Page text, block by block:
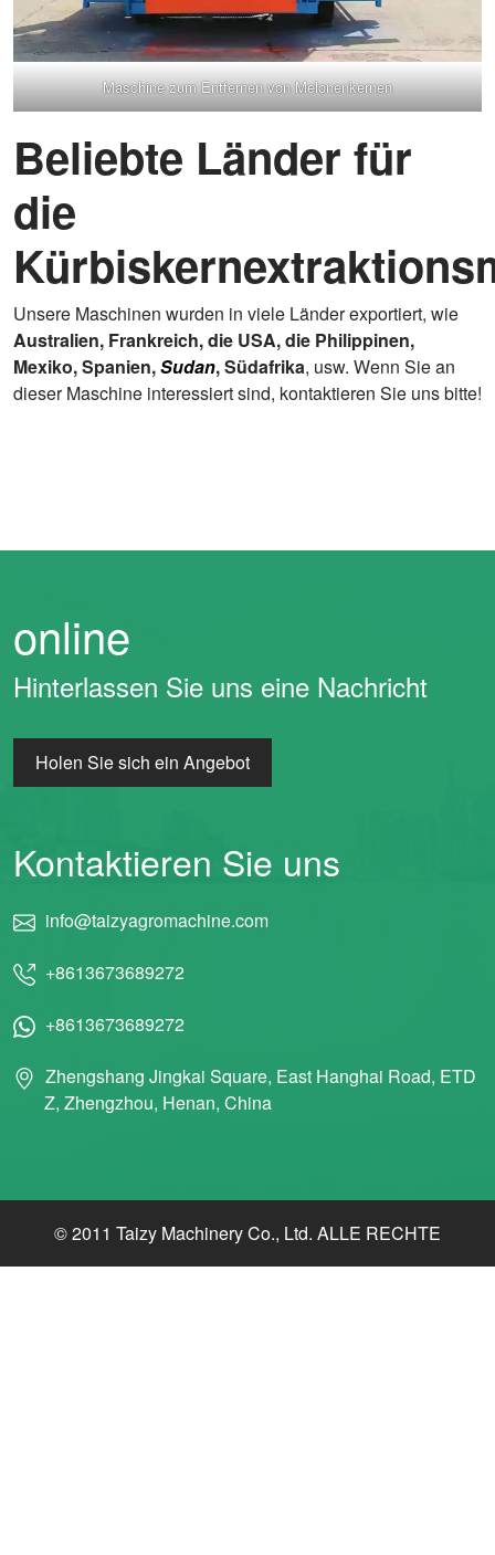
Maschine zum Entfernen von Melonenkernen
Beliebte Länder für
die
Unsere Maschinen wurden in viele Länder exportiert, wie
Australien, Frankreich, die USA, die Philippinen,
Mexiko, Spanien,Sudan, Südafrika, usw. Wenn Sie an
dieser Maschine interessiert sind, kontaktieren Sie uns bitte!
online
Hinterlassen Sie uns eine Nachricht
Holen Sie sich ein Angebot
Kontaktieren Sie uns
info@taizyagromachine.com
+8613673689272
+8613673689272
Zhengshang Jingkai Square, East Hanghai Road, ETD
Z, Zhengzhou, Henan, China
© 2011 Taizy Machinery Co., Ltd. ALLE RECHTE